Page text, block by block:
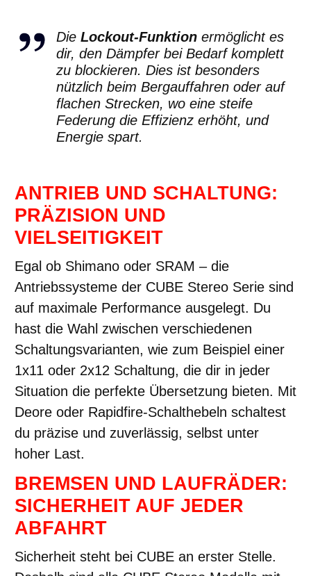
Die Lockout-Funktion ermöglicht es
dir, den Dämpfer bei Bedarf komplett
zu blockieren. Dies ist besonders
nützlich beim Bergauffahren oder auf
flachen Strecken, wo eine steife
Federung die Effizienz erhöht, und
Energie spart.
ANTRIEB UND SCHALTUNG:
PRÄZISION UND
VIELSEITIGKEIT
Egal ob Shimano oder SRAM – die
Antriebssysteme der CUBE Stereo Serie sind
auf maximale Performance ausgelegt. Du
hast die Wahl zwischen verschiedenen
Schaltungsvarianten, wie zum Beispiel einer
1x11 oder 2x12 Schaltung, die dir in jeder
Situation die perfekte Übersetzung bieten. Mit
Deore oder Rapidfire-Schalthebeln schaltest
du präzise und zuverlässig, selbst unter
hoher Last.
BREMSEN UND LAUFRÄDER:
SICHERHEIT AUF JEDER
ABFAHRT
Sicherheit steht bei CUBE an erster Stelle.